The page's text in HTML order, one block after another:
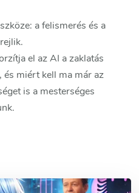
a felismerés és a
el az AI a zaklatás
és miért kell ma már az
is a mesterséges